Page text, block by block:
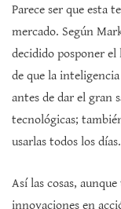
Parece ser que esta
mercado. Según
decidido posponer el
de que la
antes de dar el gran
tecnológicas;
usarlas todos los días.
Así las cosas,
innovaciones en